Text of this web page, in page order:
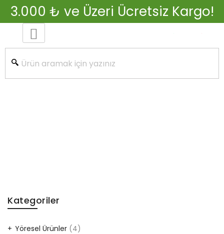
3.000 ₺ ve Üzeri Ücretsiz Kargo!
Kategoriler
Yöresel Ürünler (4)